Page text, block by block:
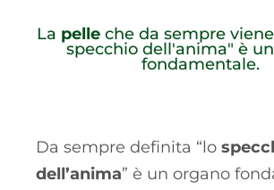
La pelleche da sempre
specchio dell'anima" è
fondamentale.
Da sempre definita “lo
dell’anima” è un organo